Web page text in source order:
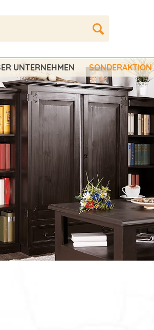
UNTERNEHMEN SONDERAKTION